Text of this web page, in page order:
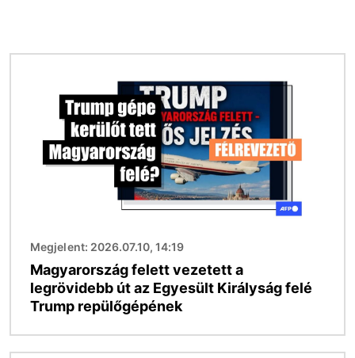
Megjelent: 2026.07.10, 14:19
Magyarország felett vezetett a
legrövidebb út az Egyesült Királyság felé
Trump repülőgépének